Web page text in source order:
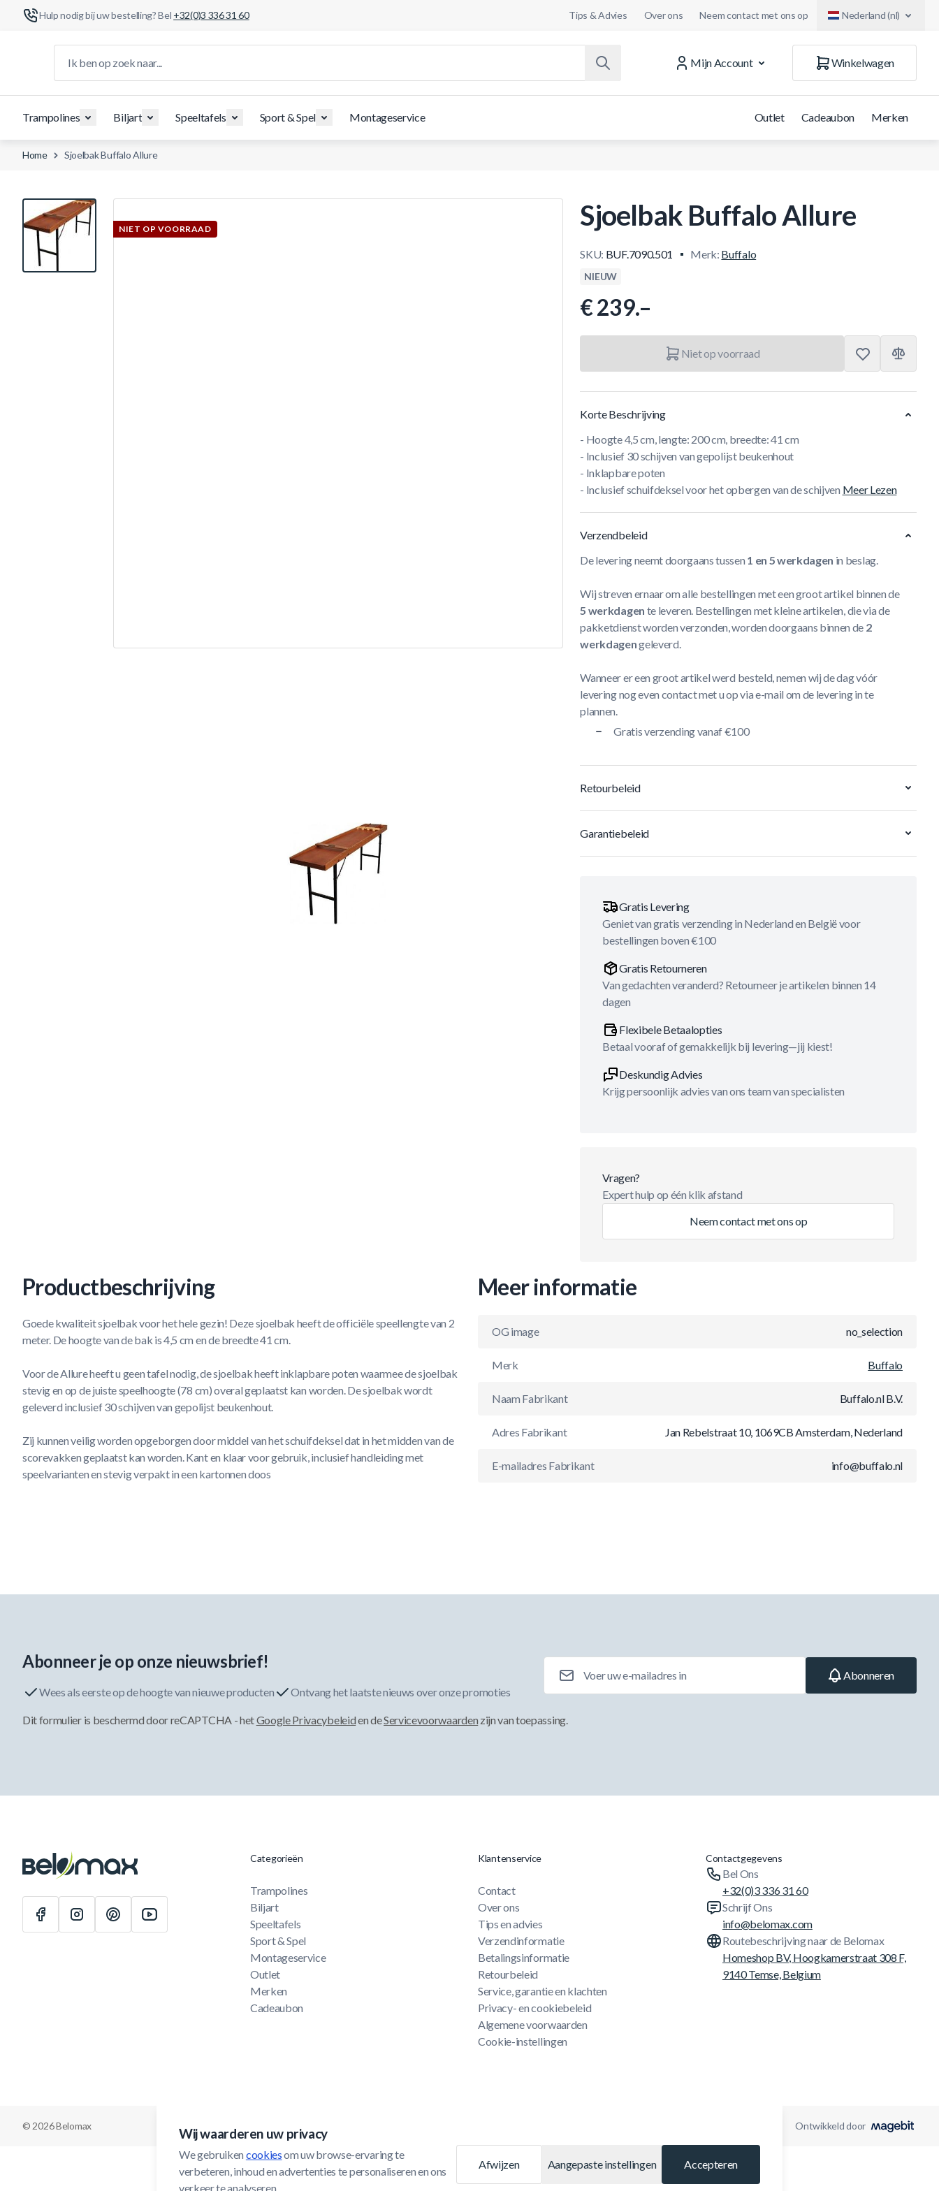
Hulp nodig bij uw bestelling? Bel +32(0)3 336 31 60 Tips & Advies Over ons Neem contact met ons op Nederland (nl)
Mijn Account
Winkelwagen
Trampolines Biljart Speeltafels Sport & Spel Montageservice Outlet Cadeaubon Merken
Home Sjoelbak Buffalo Allure
NIET OP VOORRAAD
View larger image Sjoelbak Buffalo Allure
SKU: BUF.7090.501 Merk: Buffalo
NIEUW
€ 239.–
Niet op voorraad
Korte Beschrijving
- Hoogte 4,5 cm, lengte: 200 cm, breedte: 41 cm
- Inclusief 30 schijven van gepolijst beukenhout
- Inklapbare poten
- Inclusief schuifdeksel voor het opbergen van de schijven Meer Lezen
Verzendbeleid
De levering neemt doorgaans tussen 1 en 5 werkdagen in beslag.
Wij streven ernaar om alle bestellingen met een groot artikel binnen de
5 werkdagen te leveren. Bestellingen met kleine artikelen, die via de
pakketdienst worden verzonden, worden doorgaans binnen de 2
werkdagengeleverd.
Wanneer er een groot artikel werd besteld, nemen wij de dag vóór
levering nog even contact met u op via e-mail om de levering in te
plannen.
Gratis verzending vanaf €100
Retourbeleid
Garantiebeleid
Gratis Levering
Geniet van gratis verzending in Nederland en België voor
bestellingen boven €100
Gratis Retourneren
Van gedachten veranderd? Retourneer je artikelen binnen 14
dagen
Flexibele Betaalopties
Betaal vooraf of gemakkelijk bij levering—jij kiest!
Deskundig Advies
Krijg persoonlijk advies van ons team van specialisten
Vragen?
Expert hulp op één klik afstand
Neem contact met ons op
Productbeschrijving
Goede kwaliteit sjoelbak voor het hele gezin! Deze sjoelbak heeft de officiële speellengte van 2
meter. De hoogte van de bak is 4,5 cm en de breedte 41 cm.
Voor de Allure heeft u geen tafel nodig, de sjoelbak heeft inklapbare poten waarmee de sjoelbak
stevig en op de juiste speelhoogte (78 cm) overal geplaatst kan worden. De sjoelbak wordt
geleverd inclusief 30 schijven van gepolijst beukenhout.
Zij kunnen veilig worden opgeborgen door middel van het schuifdeksel dat in het midden van de
scorevakken geplaatst kan worden. Kant en klaar voor gebruik, inclusief handleiding met
speelvarianten en stevig verpakt in een kartonnen doos
Meer informatie
OG image no_selection
Merk Buffalo
Naam Fabrikant Buffalo.nl B.V.
Adres Fabrikant Jan Rebelstraat 10, 1069CB Amsterdam, Nederland
E-mailadres Fabrikant info@buffalo.nl
Wij waarderen uw privacy
We gebruiken cookies om uw browse-ervaring te
verbeteren, inhoud en advertenties te personaliseren en ons
verkeer te analyseren.
Afwijzen Aangepaste instellingen Accepteren
Abonneer je op onze nieuwsbrief!
Wees als eerste op de hoogte van nieuwe producten Ontvang het laatste nieuws over onze promoties
Abonneren
Dit formulier is beschermd door reCAPTCHA - hetGoogle Privacybeleiden deServicevoorwaarden zijn van toepassing.
Categorieën
Trampolines
Biljart
Speeltafels
Sport & Spel
Montageservice
Outlet
Merken
Cadeaubon
Klantenservice
Contact
Over ons
Tips en advies
Verzendinformatie
Betalingsinformatie
Retourbeleid
Service, garantie en klachten
Privacy- en cookiebeleid
Algemene voorwaarden
Cookie-instellingen
Contactgegevens
Bel Ons
+32(0)3 336 31 60
Schrijf Ons
info@belomax.com
Routebeschrijving naar de Belomax
Homeshop BV, Hoogkamerstraat 308 F,
9140 Temse, Belgium
© 2026 Belomax Ontwikkeld door